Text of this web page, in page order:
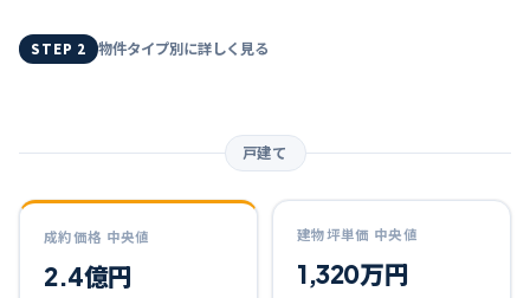
STEP 2 物件タイプ別に詳しく見る
戸建て
成約価格 中央値
2.4億円
建物坪単価 中央値
1,320万円